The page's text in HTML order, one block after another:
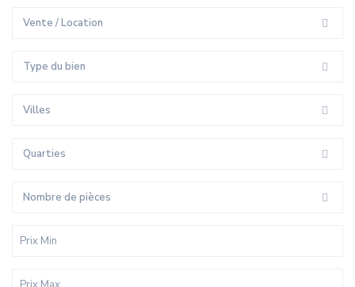
Vente / Location
Type du bien
Villes
Quarties
Nombre de pièces